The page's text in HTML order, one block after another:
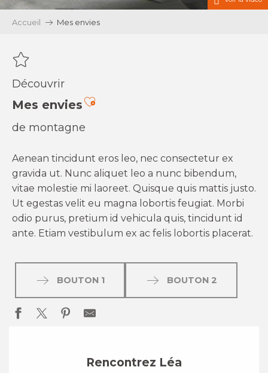
Accueil Mes envies
Découvrir
Mes enviesAjouter aux favoris
de montagne
Aenean tincidunt eros leo, nec consectetur ex
gravida ut. Nunc aliquet leo a nunc bibendum,
vitae molestie mi laoreet. Quisque quis mattis justo.
Ut egestas velit eu magna lobortis feugiat. Morbi
odio purus, pretium id vehicula quis, tincidunt id
ante. Etiam vestibulum ex ac felis lobortis placerat.
BOUTON 1 BOUTON 2
Rencontrez Léa